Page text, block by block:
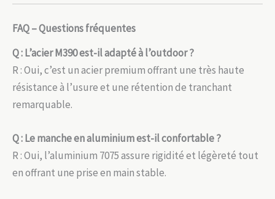
FAQ – Questions fréquentes
Q : L’acier M390 est-il adapté à l’outdoor ?
R : Oui, c’est un acier premium offrant une très haute
résistance à l’usure et une rétention de tranchant
remarquable.
Q : Le manche en aluminium est-il confortable ?
R : Oui, l’aluminium 7075 assure rigidité et légèreté tout
en offrant une prise en main stable.